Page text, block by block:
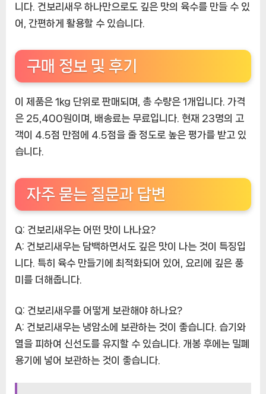
니다. 건보리새우 하나만으로도 깊은 맛의 육수를 만들 수 있
어, 간편하게 활용할 수 있습니다.
구매 정보 및 후기
이 제품은 1kg 단위로 판매되며, 총 수량은 1개입니다. 가격
은 25,400원이며, 배송료는 무료입니다. 현재 23명의 고
객이 4.5점 만점에 4.5점을 줄 정도로 높은 평가를 받고 있
습니다.
자주 묻는 질문과 답변
Q: 건보리새우는 어떤 맛이 나나요?
A: 건보리새우는 담백하면서도 깊은 맛이 나는 것이 특징입
니다. 특히 육수 만들기에 최적화되어 있어, 요리에 깊은 풍
미를 더해줍니다.
Q: 건보리새우를 어떻게 보관해야 하나요?
A: 건보리새우는 냉암소에 보관하는 것이 좋습니다. 습기와
열을 피하여 신선도를 유지할 수 있습니다. 개봉 후에는 밀폐
용기에 넣어 보관하는 것이 좋습니다.